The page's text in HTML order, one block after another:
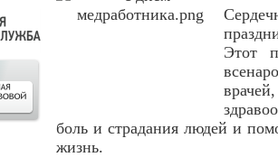
Этот
боль и страдания людей и
жизнь.